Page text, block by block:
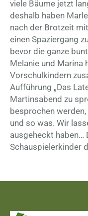
viele Bäume jetzt
deshalb haben
nach der Brotzeit
einen Spaziergang
bevor die ganze
Melanie und Marina
Vorschulkindern
Aufführung „Das
Martinsabend zu
besprochen
und so was. Wir
ausgeheckt haben…
Schauspielerkinder